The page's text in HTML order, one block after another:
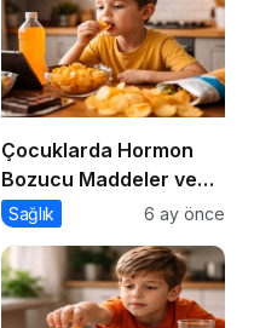
Çocuklarda Hormon
Bozucu Maddeler ve
Paketli Gıdalar
Sağlık 6 ay önce